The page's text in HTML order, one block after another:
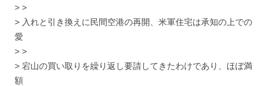
> >
> 入れと引き換えに民間空港の再開、米軍住宅は承知の上での
愛
> >
> 宕山の買い取りを繰り返し要請してきたわけであり、ほぼ満
額